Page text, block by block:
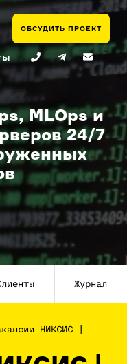
ОБСУДИТЬ ПРОЕКТ
MLOps и
24/7
Журнал
НИКСИС |